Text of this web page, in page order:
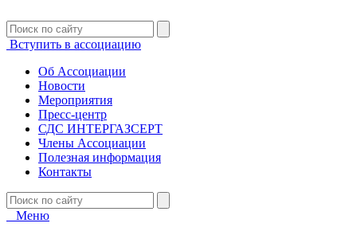
Вступить в ассоциацию
Об Ассоциации
Новости
Мероприятия
Пресс-центр
СДС ИНТЕРГАЗСЕРТ
Члены Ассоциации
Полезная информация
Контакты
Меню